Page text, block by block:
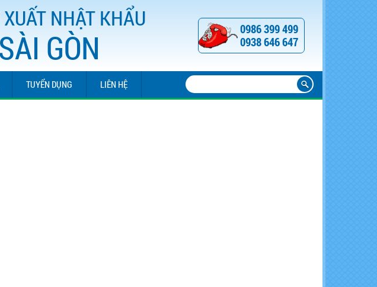
NHẬT KHẨU
GÒN
0986 399 499
0938 646 647
TUYỂN DỤNG LIÊN HỆ